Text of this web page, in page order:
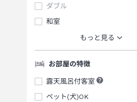
ダブル
和室
もっと見る
お部屋の特徴
露天風呂付客室
ペット(犬)OK